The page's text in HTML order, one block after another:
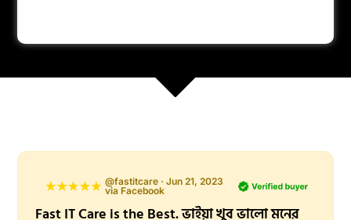
@fastitcare · Jun 21, 2023
via Facebook
Fast IT Care is the Best. ভাইয়া খুব ভালো মনের